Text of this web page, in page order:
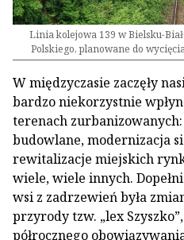
Linia kolejowa 139 w Bielsku-
Polskiego, planowane do
W międzyczasie zaczęły
bardzo niekorzystnie
terenach
budowlane, modernizacja
rewitalizacje miejskich
wiele, wiele innych.
wsi z zadrzewień była
przyrody tzw. „lex
półrocznego